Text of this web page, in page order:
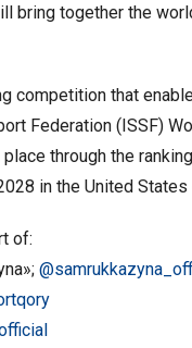
bring together the
competition that
Federation (ISSF)
through the
in the United
of: